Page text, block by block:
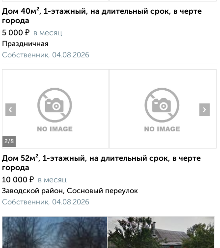
Дом 40м², 1-этажный, на длительный срок, в черте
города
5 000 ₽ в месяц
Праздничная
Собственник, 04.08.2026
2/8
‹ ›
Дом 52м², 1-этажный, на длительный срок, в черте
города
10 000 ₽ в месяц
Заводской район, Сосновый переулок
Собственник, 04.08.2026